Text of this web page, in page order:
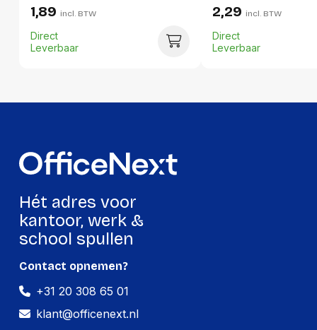
Gewicht:
1,89 incl. BTW
Direct
Leverbaar
2,29 incl. BTW
Direct
Leverbaar
Hét adres voor
kantoor, werk &
school spullen
Contact opnemen?
+31 20 308 65 01
klant@officenext.nl